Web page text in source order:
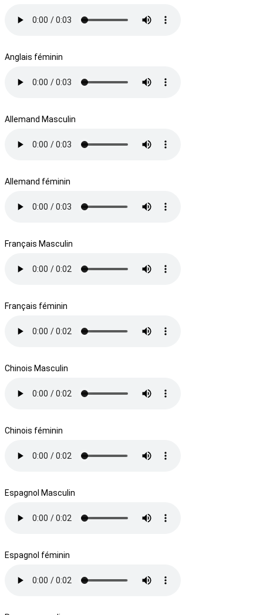
Anglais féminin
Allemand Masculin
Allemand féminin
Français Masculin
Français féminin
Chinois Masculin
Chinois féminin
Espagnol Masculin
Espagnol féminin